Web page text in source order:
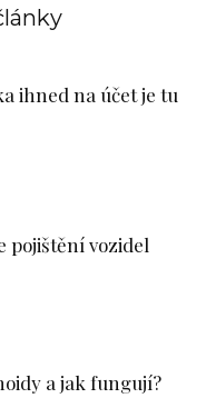
ihned na účet je tu
pojištění vozidel
a jak fungují?